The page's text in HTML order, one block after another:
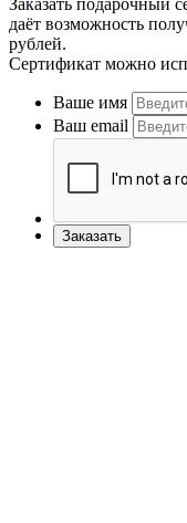
Заказать подарочный
даёт возможность
рублей.
Сертификат можно
Ваше имя
Ваш email
Заказать